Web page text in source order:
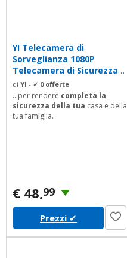
YI Telecamera di
Sorveglianza 1080P
Telecamera di Sicurezza
da Interno Wifi...
di YI - ✓ 0 offerte
...per rendere completa la
sicurezza della tua casa e della
tua famiglia.
€ 48,99
Prezzi ✔